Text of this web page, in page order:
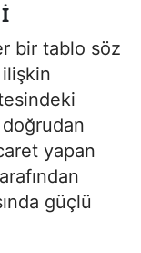
bir tablo söz
yapan
güçlü